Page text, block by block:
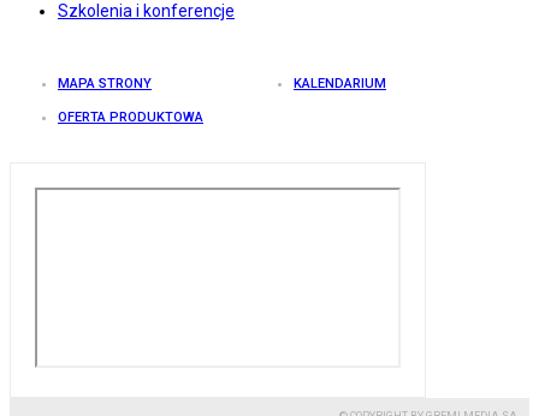
Szkolenia i konferencje
MAPA STRONY KALENDARIUM
OFERTA PRODUKTOWA